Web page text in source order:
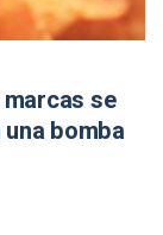
se
bomba